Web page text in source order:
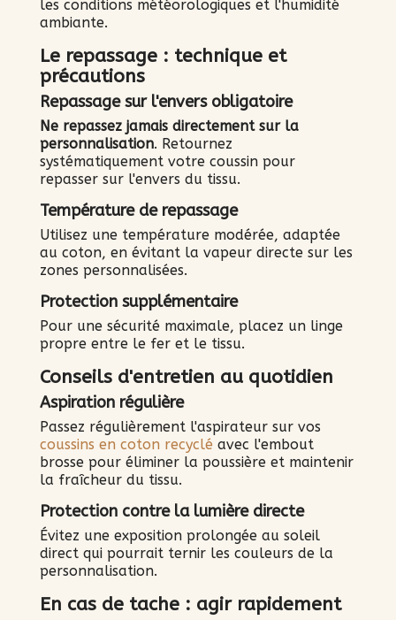
les conditions météorologiques et l'humidité
ambiante.
Le repassage : technique et
précautions
Repassage sur l'envers obligatoire
Ne repassez jamais directement sur la
personnalisation. Retournez
systématiquement votre coussin pour
repasser sur l'envers du tissu.
Température de repassage
Utilisez une température modérée, adaptée
au coton, en évitant la vapeur directe sur les
zones personnalisées.
Protection supplémentaire
Pour une sécurité maximale, placez un linge
propre entre le fer et le tissu.
Conseils d'entretien au quotidien
Aspiration régulière
Passez régulièrement l'aspirateur sur vos
coussins en coton recyclé avec l'embout
brosse pour éliminer la poussière et maintenir
la fraîcheur du tissu.
Protection contre la lumière directe
Évitez une exposition prolongée au soleil
direct qui pourrait ternir les couleurs de la
personnalisation.
En cas de tache : agir rapidement